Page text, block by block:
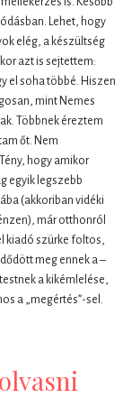
Lehet, hogy
elég, a készültség
azt is sejtettem:
el soha többé. Hiszen
mint Nemes
Többnek éreztem
őt. Nem
hogy amikor
egyik legszebb
(akkoriban vidéki
már otthonról
kiadó szürke foltos,
meg ennek a –
a kikémlelése,
a „megértés”-sel.